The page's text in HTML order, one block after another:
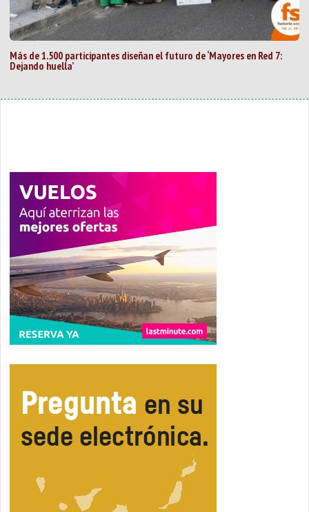
Más de 1.500 participantes diseñan el futuro de ‘Mayores en Red 7:
Dejando huella’